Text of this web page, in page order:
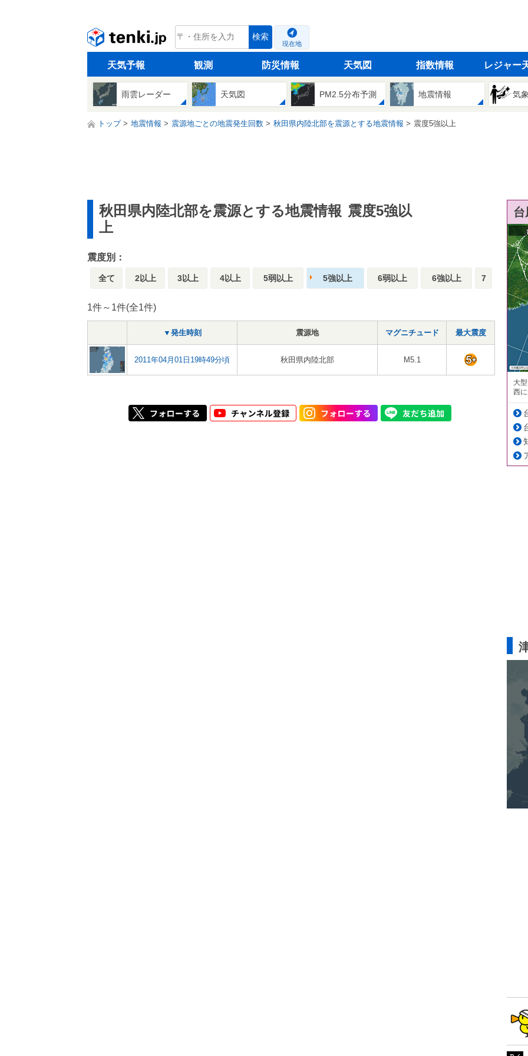
tenki.jp 検索
現在地
天気予報 観測 防災情報 天気図 指数情報 レジャー
雨雲レーダー 天気図 PM2.5分布予測 地震情報 気
トップ 地震情報 震源地ごとの地震発生回数 秋田県内陸北部を震源とする地震情報 震度5強以上
秋田県内陸北部を震源とする地震情報 震度5強以
上
震度別：
全て 2以上 3以上 4以上 5弱以上 5強以上 6弱以上 6強以上 7
1件～1件(全1件)
▼発生時刻 震源地 マグニチュード 最大震度
2011年04月01日19時49分頃 秋田県内陸北部 M5.1
大
西